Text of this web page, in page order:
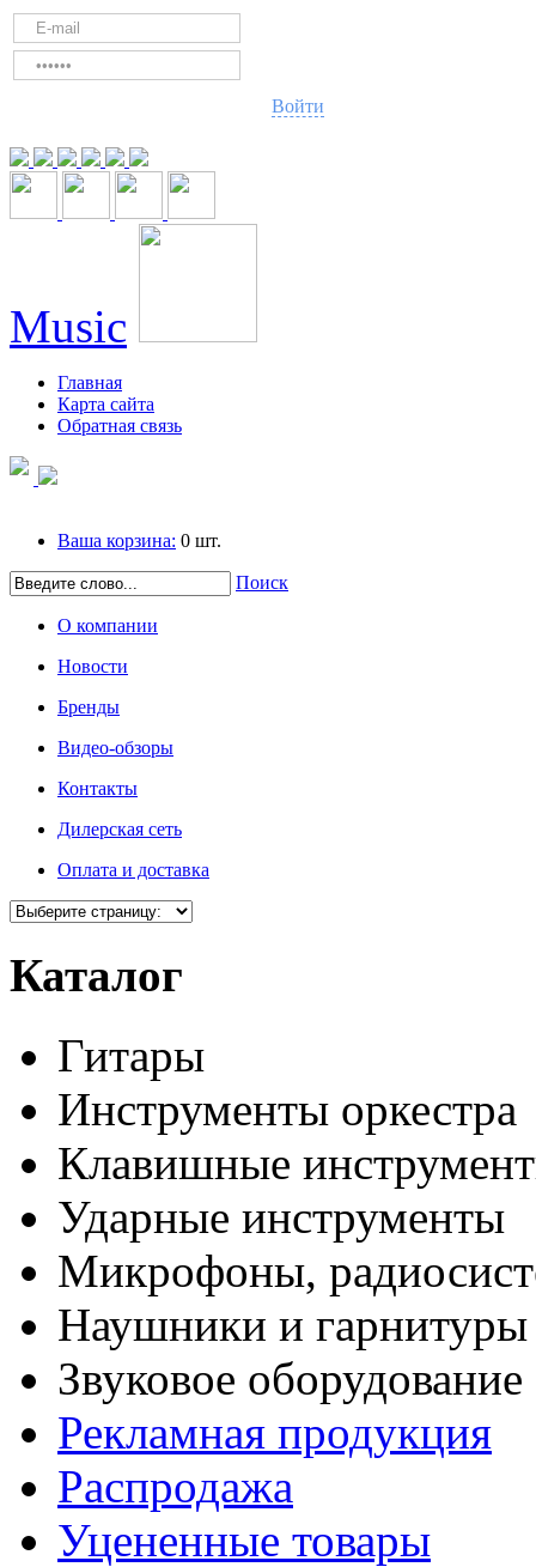
Войти
Music
Главная
Карта сайта
Обратная связь
Ваша корзина: 0 шт.
Поиск
О компании
Новости
Бренды
Видео-обзоры
Контакты
Дилерская сеть
Оплата и доставка
Каталог
Гитары
Инструменты оркестра
Клавишные
Ударные инструменты
Микрофоны,
Наушники и гарнитуры
Звуковое оборудование
Рекламная продукция
Распродажа
Уцененные товары